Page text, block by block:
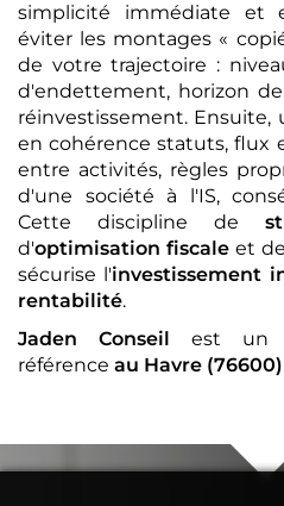
simplicité immédiate et
éviter les montages «
de votre trajectoire :
d'endettement, horizon
réinvestissement. Ensuite,
en cohérence statuts, flux
entre activités, règles
d'une société à l'IS,
Cette discipline de
d'optimisation fiscale et de
sécurise l'investissement
rentabilité.
Jaden Conseil
est un
référence au Havre (76600)